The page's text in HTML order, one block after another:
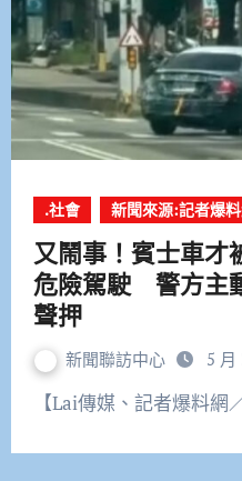
.社會 新聞來源:記者爆
又鬧事！賓士車才
危險駕駛 警方主
聲押
新聞聯訪中心 5 月
【Lai傳媒、記者爆料